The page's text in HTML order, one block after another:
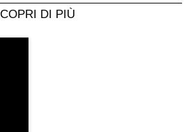
un video o una foto
essere il primo. Immaginalo...
DI PIÙ